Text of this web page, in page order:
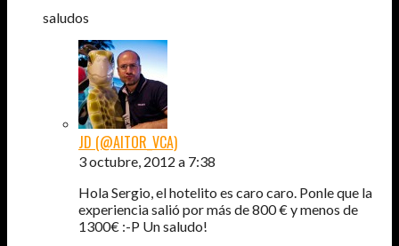
saludos
JD (@AITOR_VCA)
3 octubre, 2012 a 7:38
Hola Sergio, el hotelito es caro caro. Ponle que la
experiencia salió por más de 800 € y menos de
1300€ :-P Un saludo!